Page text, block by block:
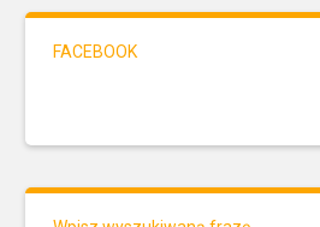
FACEBOOK